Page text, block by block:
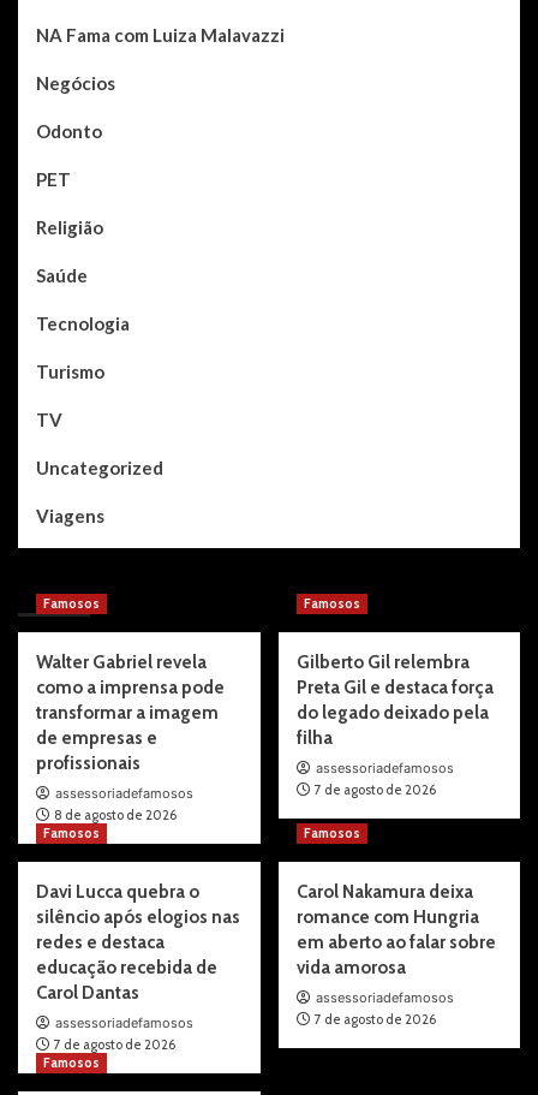
NA Fama com Luiza Malavazzi
Negócios
Odonto
PET
Religião
Saúde
Tecnologia
Turismo
TV
Uncategorized
Viagens
You may have missed
Famosos
Walter Gabriel revela
como a imprensa pode
transformar a imagem
de empresas e
profissionais
assessoriadefamosos
8 de agosto de 2026
Famosos
Gilberto Gil relembra
Preta Gil e destaca força
do legado deixado pela
filha
assessoriadefamosos
7 de agosto de 2026
Famosos
Davi Lucca quebra o
silêncio após elogios nas
redes e destaca
educação recebida de
Carol Dantas
assessoriadefamosos
7 de agosto de 2026
Famosos
Carol Nakamura deixa
romance com Hungria
em aberto ao falar sobre
vida amorosa
assessoriadefamosos
7 de agosto de 2026
Famosos